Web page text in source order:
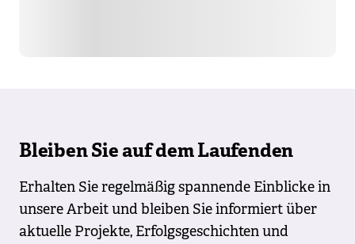
Bleiben Sie auf dem Laufenden
Erhalten Sie regelmäßig spannende Einblicke in
unsere Arbeit und bleiben Sie informiert über
aktuelle Projekte, Erfolgsgeschichten und